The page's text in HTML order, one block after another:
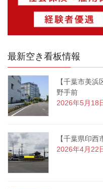
最新空き看板情報
【千葉市美
野手前
2026年5月18
【千葉県印
2026年4月22